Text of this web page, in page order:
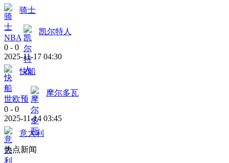
骑士
NBA
凯尔特人
0 - 0
2025-11-17 04:30
快船
世欧预
摩尔多瓦
0 - 0
2025-11-14 03:45
意大利
热点新闻